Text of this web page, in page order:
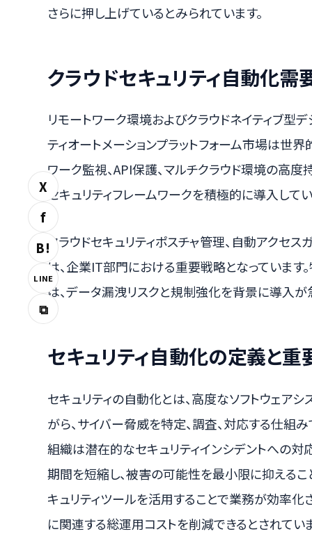
X
f
B!
LINE
⧉
さらに押し上げているとみられています。
クラウドセキュリティ自動化需
リモートワーク環境およびクラウドネイティブ型
ティオートメーションプラットフォーム市場は世
ワーク監視、API保護、マルチクラウド環境の高
セキュリティフレームワークを積極的に導入してい
クラウドセキュリティポスチャ管理、自動アクセ
は、企業IT部門における重要戦略となっています
は、データ漏洩リスクと規制強化を背景に導入が
セキュリティ自動化の定義と重
セキュリティの自動化とは、高度なソフトウェア
がら、サイバー脅威を特定、調査、対応する仕組
組織は潜在的なセキュリティインシデントへの
期間を短縮し、被害の可能性を最小限に抑えるこ
キュリティツールを活用することで業務が効率化
に関連する総運用コストを削減できるとされてい